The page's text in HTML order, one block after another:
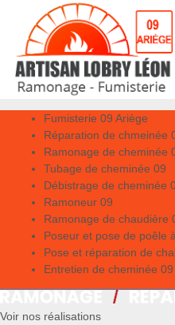
Fumisterie 09 Ariège
Réparation de chmeinée
Ramonage de cheminée
Tubage de cheminée 09
Débistrage de cheminée
Ramoneur 09
Ramonage de chaudière
Poseur et pose de poêle
Pose et réparation de
Entretien de cheminée 09
Voir nos réalisations